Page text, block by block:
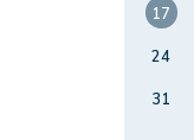
17
24
31